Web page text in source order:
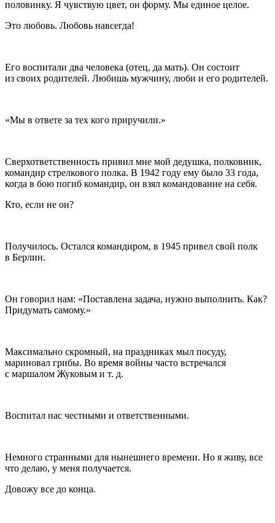
половинку. Я чувствую цвет, он форму. Мы единое целое.
Это любовь. Любовь навсегда!
Его воспитали два человека (отец, да мать). Он состоит
из своих родителей. Любишь мужчину, люби и его родителей.
«Мы в ответе за тех кого приручили.»
Сверхответственность привил мне мой дедушка, полковник,
командир стрелкового полка. В 1942 году ему было 33 года,
когда в бою погиб командир, он взял командование на себя.
Кто, если не он?
Получилось. Остался командиром, в 1945 привел свой полк
в Берлин.
Он говорил нам: «Поставлена задача, нужно выполнить. Как?
Придумать самому.»
Максимально скромный, на праздниках мыл посуду,
мариновал грибы. Во время войны часто встречался
с маршалом Жуковым и т. д.
Воспитал нас честными и ответственными.
Немного странными для нынешнего времени. Но я живу, все
что делаю, у меня получается.
Довожу все до конца.